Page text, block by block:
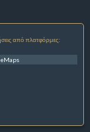
από πλατφόρμες: